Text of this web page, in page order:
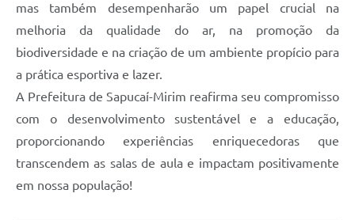
mas também desempenharão um papel crucial na
melhoria da qualidade do ar, na promoção da
biodiversidade e na criação de um ambiente propício para
a prática esportiva e lazer.
A Prefeitura de Sapucaí-Mirim reafirma seu compromisso
com o desenvolvimento sustentável e a educação,
proporcionando experiências enriquecedoras que
transcendem as salas de aula e impactam positivamente
em nossa população!